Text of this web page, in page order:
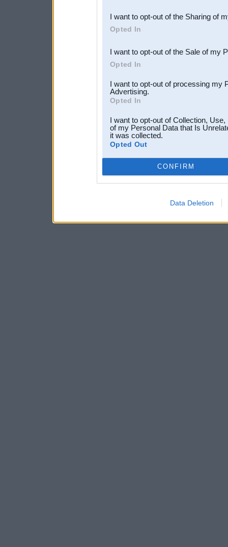
Downstream Participants
third parties.
I want to opt-out of the Sharing of
Opted In
I want to opt-out of the Sale of my
Opted In
I want to opt-out of processing my
Advertising.
Opted In
I want to opt-out of Collection,
of my Personal Data that Is
it was collected.
Opted Out
CONFIRM
Data Deletion